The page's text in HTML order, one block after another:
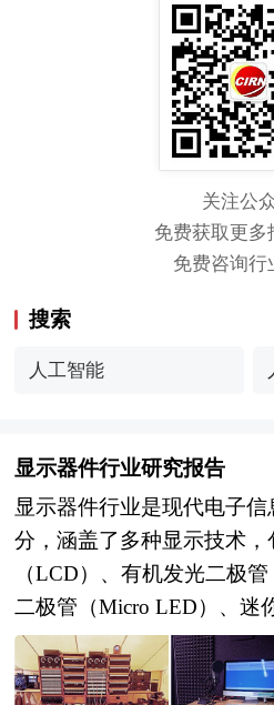
关注公
免费获取更多
免费咨询行
搜索
人工智能
显示器件行业研究报告
显示器件行业是现代电子
分，涵盖了多种显示技术，
（LCD）、有机发光二极
二极管（Micro LED）、迷
LED）等。这些技术广泛应
示、车载显示等多个领域，